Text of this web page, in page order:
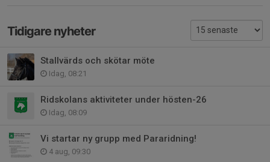
Tidigare nyheter
Stallvärds och skötar möte
Idag, 08:21
Ridskolans aktiviteter under hösten-26
Idag, 08:09
Vi startar ny grupp med Pararidning!
4 aug, 09:30